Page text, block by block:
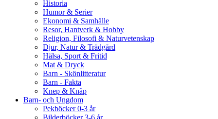
Historia
Humor & Serier
Ekonomi & Samhälle
Resor, Hantverk & Hobby
Religion, Filosofi & Naturvetenskap
Djur, Natur & Trädgård
Hälsa, Sport & Fritid
Mat & Dryck
Barn - Skönlitteratur
Barn - Fakta
Knep & Knåp
Barn- och Ungdom
Pekböcker 0-3 år
Bilderböcker 3-6 år